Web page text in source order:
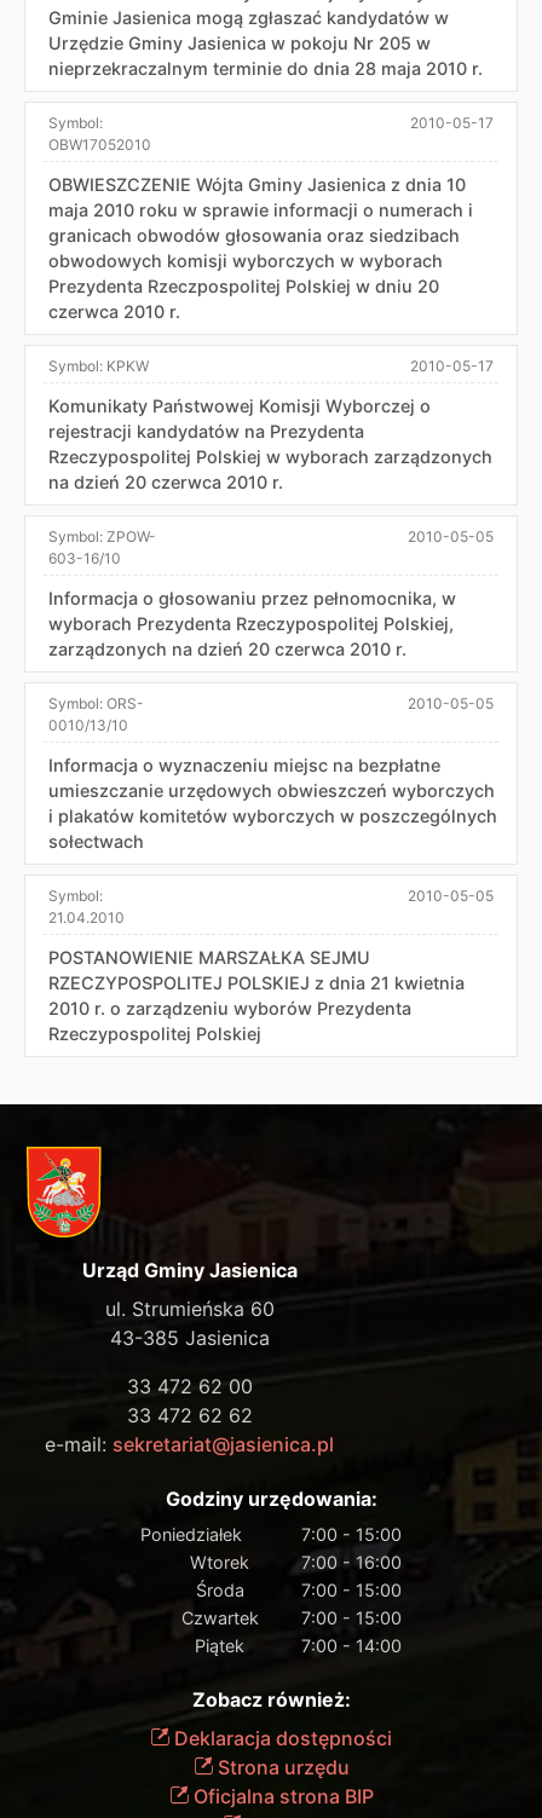
Gminie Jasienica mogą zgłaszać kandydatów w
Urzędzie Gminy Jasienica w pokoju Nr 205 w
nieprzekraczalnym terminie do dnia 28 maja 2010 r.
Symbol:
OBW17052010
2010-05-17
OBWIESZCZENIE Wójta Gminy Jasienica z dnia 10
maja 2010 roku w sprawie informacji o numerach i
granicach obwodów głosowania oraz siedzibach
obwodowych komisji wyborczych w wyborach
Prezydenta Rzeczpospolitej Polskiej w dniu 20
czerwca 2010 r.
Symbol: KPKW 2010-05-17
Komunikaty Państwowej Komisji Wyborczej o
rejestracji kandydatów na Prezydenta
Rzeczypospolitej Polskiej w wyborach zarządzonych
na dzień 20 czerwca 2010 r.
Symbol: ZPOW-
603-16/10
2010-05-05
Informacja o głosowaniu przez pełnomocnika, w
wyborach Prezydenta Rzeczypospolitej Polskiej,
zarządzonych na dzień 20 czerwca 2010 r.
Symbol: ORS-
0010/13/10
2010-05-05
Informacja o wyznaczeniu miejsc na bezpłatne
umieszczanie urzędowych obwieszczeń wyborczych
i plakatów komitetów wyborczych w poszczególnych
sołectwach
Symbol:
21.04.2010
2010-05-05
POSTANOWIENIE MARSZAŁKA SEJMU
RZECZYPOSPOLITEJ POLSKIEJ z dnia 21 kwietnia
2010 r. o zarządzeniu wyborów Prezydenta
Rzeczypospolitej Polskiej
Urząd Gminy Jasienica
ul. Strumieńska 60
43-385 Jasienica
33 472 62 00
33 472 62 62
e-mail: sekretariat@jasienica.pl
Godziny urzędowania:
Poniedziałek
7:00 - 15:00
Wtorek
7:00 - 16:00
Środa
7:00 - 15:00
Czwartek
7:00 - 15:00
Piątek
7:00 - 14:00
Zobacz również:
Deklaracja dostępności
Strona urzędu
Oficjalna strona BIP